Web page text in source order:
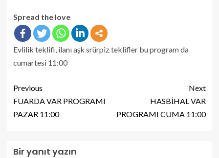
Spread the love
Evlilik teklifi, ilanı aşk srürpiz teklifler bu program da
cumartesi 11:00
Previous
FUARDA VAR PROGRAMI
PAZAR 11:00
Next
HASBİHAL VAR
PROGRAMI CUMA 11:00
Bir yanıt yazın